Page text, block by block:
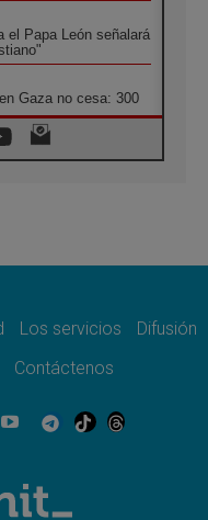
el Papa León señalará
Gaza no cesa: 300
el mundo, solo la
del Evangelio
las religiosas en el
empoderamiento
Apostólico del
Los servicios
Difusión
Contáctenos